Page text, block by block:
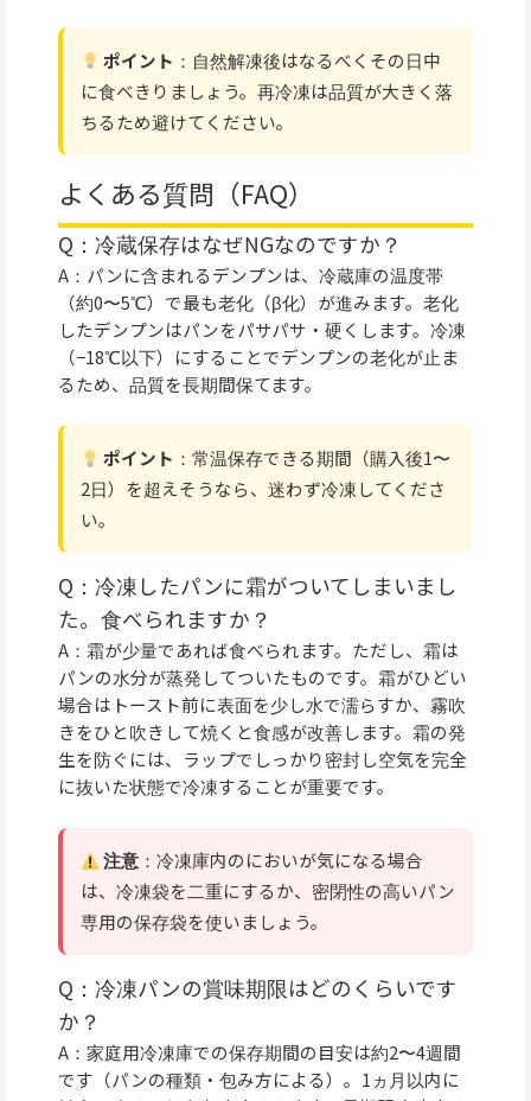
ポイント ：自然解凍後はなるべくその日中
に食べきりましょう。再冷凍は品質が大きく落
ちるため避けてください。
よくある質問（FAQ）
Q：冷蔵保存はなぜNGなのですか？
A：パンに含まれるデンプンは、冷蔵庫の温度帯
（約0〜5℃）で最も老化（β化）が進みます。老化
したデンプンはパンをパサパサ・硬くします。冷凍
（−18℃以下）にすることでデンプンの老化が止ま
るため、品質を長期間保てます。
ポイント ：常温保存できる期間（購入後1〜
2日）を超えそうなら、迷わず冷凍してくださ
い。
Q：冷凍したパンに霜がついてしまいまし
た。食べられますか？
A：霜が少量であれば食べられます。ただし、霜は
パンの水分が蒸発してついたものです。霜がひどい
場合はトースト前に表面を少し水で濡らすか、霧吹
きをひと吹きして焼くと食感が改善します。霜の発
生を防ぐには、ラップでしっかり密封し空気を完全
に抜いた状態で冷凍することが重要です。
注意 ：冷凍庫内のにおいが気になる場合
は、冷凍袋を二重にするか、密閉性の高いパン
専用の保存袋を使いましょう。
Q：冷凍パンの賞味期限はどのくらいです
か？
A：家庭用冷凍庫での保存期間の目安は約2〜4週間
です（パンの種類・包み方による）。1ヵ月以内に